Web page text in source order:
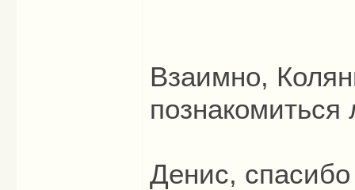
Взаимно,
познакомиться
Денис, спасибо